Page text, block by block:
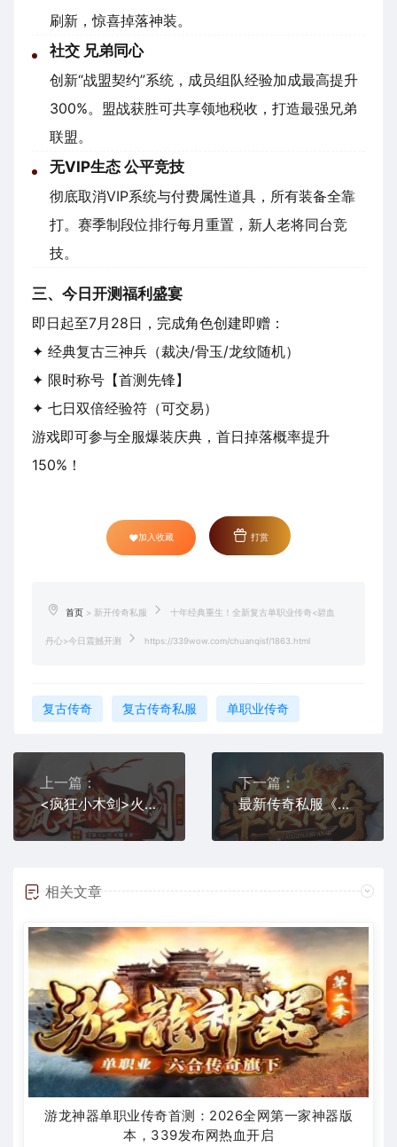
刷新，惊喜掉落神装。
社交 兄弟同心
创新“战盟契约”系统，成员组队经验加成最高提升
300%。盟战获胜可共享领地税收，打造最强兄弟
联盟。
无VIP生态 公平竞技
彻底取消VIP系统与付费属性道具，所有装备全靠
打。赛季制段位排行每月重置，新人老将同台竞
技。
三、今日开测福利盛宴
即日起至7月28日，完成角色创建即赠：
✦ 经典复古三神兵（裁决/骨玉/龙纹随机）
✦ 限时称号【首测先锋】
✦ 七日双倍经验符（可交易）
游戏即可参与全服爆装庆典，首日掉落概率提升
150%！
加入收藏 打赏
首页 > 新开传奇私服 十年经典重生！全新复古单职业传奇<碧血
丹心>今日震撼开测 https://339wow.com/chuanqisf/1863.html
复古传奇 复古传奇私服 单职业传奇
上一篇：
<疯狂小木剑>火爆上线，新开传奇私服巨作来袭！
下一篇：
最新传奇私服《草根传奇》今日震撼首测
相关文章
游龙神器单职业传奇首测：2026全网第一家神器版
本，339发布网热血开启